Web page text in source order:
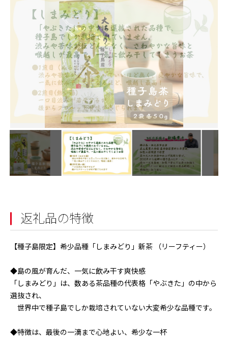
返礼品の特徴
【種子島限定】希少品種「しまみどり」新茶 （リーフティー）
◆島の風が育んだ、一気に飲み干す爽快感
「しまみどり」は、数ある茶品種の代表格「やぶきた」の中から
選抜され、
世界中で種子島でしか栽培されていない大変希少な品種です。
◆特徴は、最後の一滴まで心地よい、希少な一杯